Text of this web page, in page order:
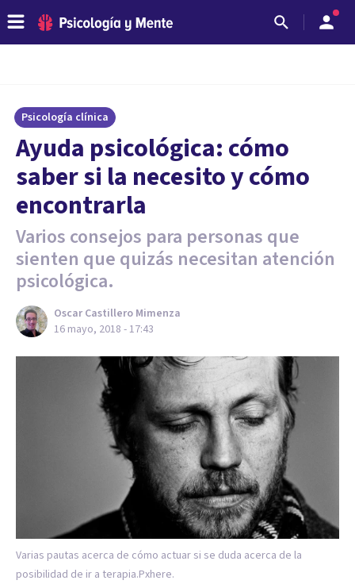
Psicología clínica
Ayuda psicológica: cómo
saber si la necesito y cómo
encontrarla
Varios consejos para personas que
sienten que quizás necesitan atención
psicológica.
Oscar Castillero Mimenza
16 mayo, 2018 - 17:43
Varias pautas acerca de cómo actuar si se duda acerca de la
posibilidad de ir a terapia.Pxhere.